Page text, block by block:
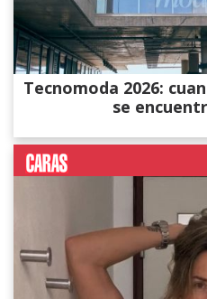
Tecnomoda 2026:
se